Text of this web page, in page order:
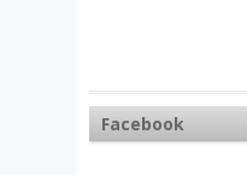
Facebook